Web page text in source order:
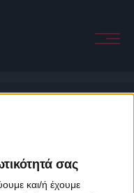
σας
και/ή έχουμε